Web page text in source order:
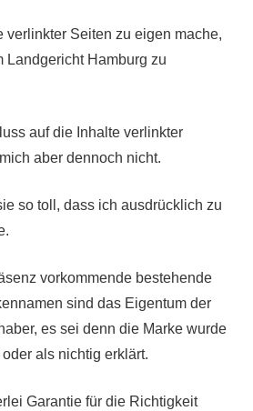
verlinkter Seiten zu eigen mache,
Landgericht Hamburg zu
auf die Inhalte verlinkter
aber dennoch nicht.
so toll, dass ich ausdrücklich zu
vorkommende bestehende
sind das Eigentum der
es sei denn die Marke wurde
als nichtig erklärt.
Garantie für die Richtigkeit